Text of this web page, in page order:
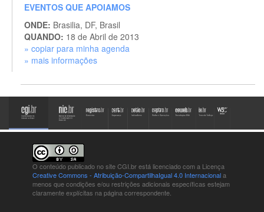
EVENTOS QUE APOIAMOS
ONDE: Brasilia, DF, Brasil
QUANDO: 18 de Abril de 2013
» copiar para minha agenda
» mais informações
O conteúdo publicado no site CGI.br está licenciado com a Licença
Creative Commons - Atribuição-CompartilhaIgual 4.0 Internacionala
menos que condições e/ou restrições adicionais específicas estejam
claramente explícitas na página correspondente.